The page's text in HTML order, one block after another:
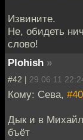
Извините.
Не, обидеть
слово!
Plohish »
#42 | 29.06.11
Кому: Сева, #40
Дык и в
бъёт